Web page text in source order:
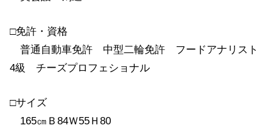
□免許・資格
普通自動車免許 中型二輪免許 フードアナリスト
4級 チーズプロフェショナル
□サイズ
165㎝Ｂ84Ｗ55Ｈ80